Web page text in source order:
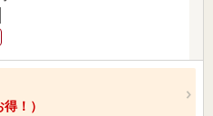
！）